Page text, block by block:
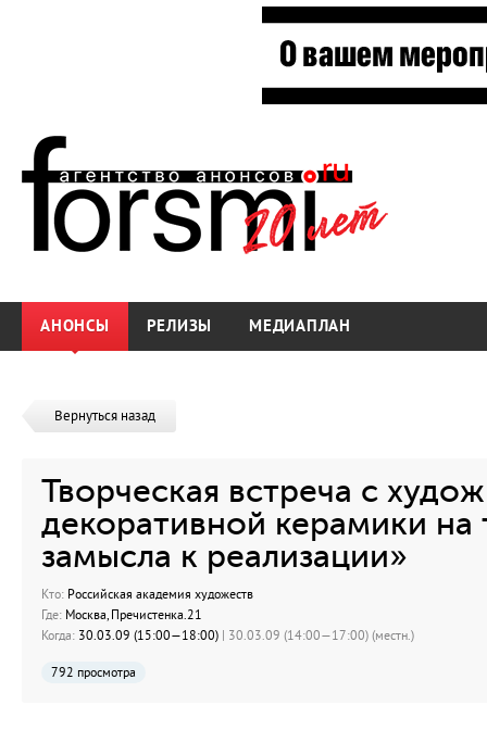
АНОНСЫ РЕЛИЗЫ МЕДИАПЛАН
Вернуться назад
Творческая встреча с
декоративной керамики на
замысла к реализации»
Кто: Российская академия художеств
Где: Москва, Пречистенка.21
Когда: 30.03.09 (15:00—18:00) | 30.03.09 (14:00—17:00) (местн.)
792 просмотра